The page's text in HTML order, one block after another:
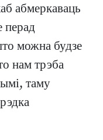
абмеркаваць
перад
можна будзе
нам трэба
таму